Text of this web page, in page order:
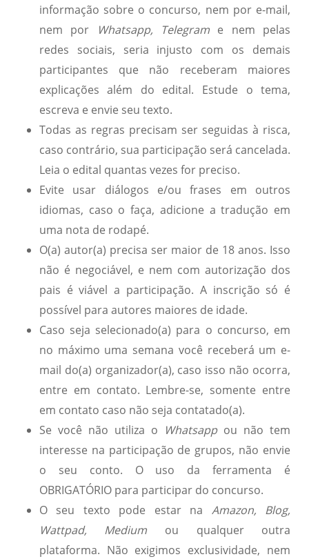
informação sobre o concurso, nem por e-mail,
nem por
Whatsapp, Telegram e nem pelas
redes sociais, seria injusto com os demais
participantes que não receberam maiores
explicações além do edital. Estude o tema,
escreva e envie seu texto.
Todas as regras precisam ser seguidas à risca,
caso contrário, sua participação será cancelada.
Leia o edital quantas vezes for preciso.
Evite usar diálogos e/ou frases em outros
idiomas, caso o faça, adicione a tradução em
uma nota de rodapé.
O(a) autor(a) precisa ser maior de 18 anos. Isso
não é negociável, e nem com autorização dos
pais é viável a participação. A inscrição só é
possível para autores maiores de idade.
Caso seja selecionado(a) para o concurso, em
no máximo uma semana você receberá um e-
mail do(a) organizador(a), caso isso não ocorra,
entre em contato. Lembre-se, somente entre
em contato caso não seja contatado(a).
Se você não utiliza o Whatsappou não tem
interesse na participação de grupos, não envie
o seu conto. O uso da ferramenta é
OBRIGATÓRIO para participar do concurso.
O seu texto pode estar na Amazon, Blog,
Wattpad, Medium ou qualquer outra
plataforma. Não exigimos exclusividade, nem